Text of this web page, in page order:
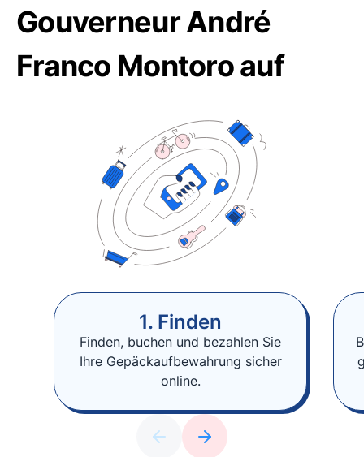
Gouverneur André
Franco Montoro auf
1. Finden
Finden, buchen und bezahlen Sie
Ihre Gepäckaufbewahrung sicher
online.